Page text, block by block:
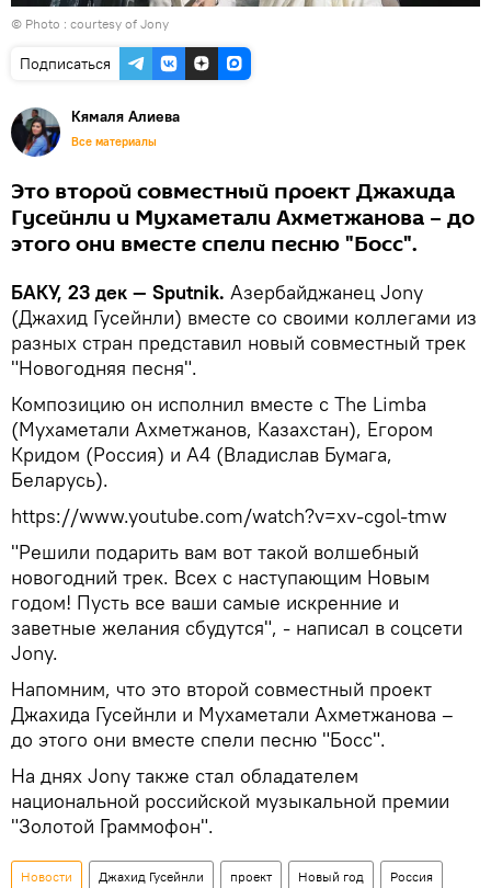
© Photo : courtesy of Jony
Подписаться
Кямаля Алиева
Все материалы
Это второй совместный проект Джахида
Гусейнли и Мухаметали Ахметжанова – до
этого они вместе спели песню "Босс".
БАКУ, 23 дек — Sputnik. Азербайджанец Jony
(Джахид Гусейнли) вместе со своими коллегами из
разных стран представил новый совместный трек
"Новогодняя песня".
Композицию он исполнил вместе c The Limba
(Мухаметали Ахметжанов, Казахстан), Егором
Кридом (Россия) и А4 (Владислав Бумага,
Беларусь).
https://www.youtube.com/watch?v=xv-cgol-tmw
"Решили подарить вам вот такой волшебный
новогодний трек. Всех с наступающим Новым
годом! Пусть все ваши самые искренние и
заветные желания сбудутся", - написал в соцсети
Jony.
Напомним, что это второй совместный проект
Джахида Гусейнли и Мухаметали Ахметжанова –
до этого они вместе спели песню "Босс".
На днях Jony также стал обладателем
национальной российской музыкальной премии
"Золотой Граммофон".
Новости Джахид Гусейнли проект Новый год Россия